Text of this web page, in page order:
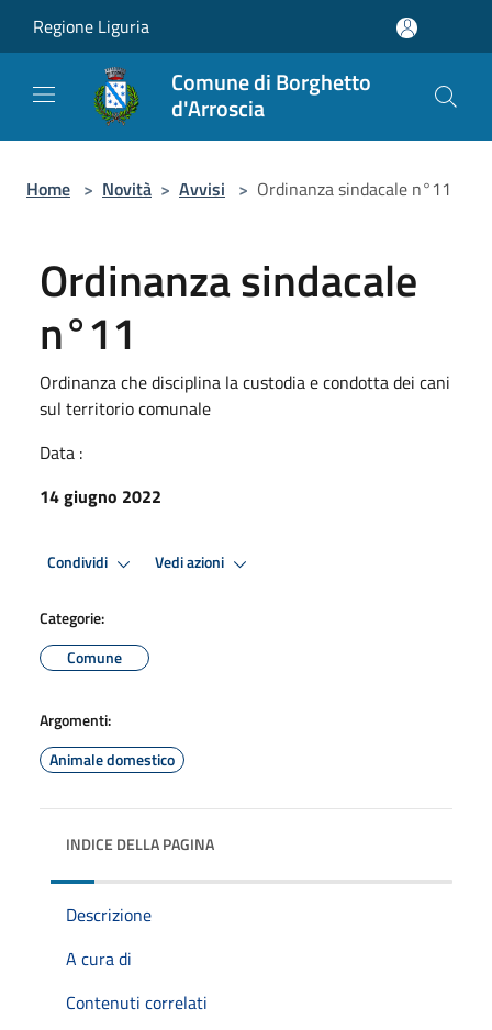
Regione Liguria
Comune di Borghetto
d'Arroscia
Home > Novità > Avvisi > Ordinanza sindacale n°11
Ordinanza sindacale
n°11
Ordinanza che disciplina la custodia e condotta dei cani
sul territorio comunale
Data :
14 giugno 2022
Condividi Vedi azioni
Categorie:
Comune
Argomenti:
Animale domestico
INDICE DELLA PAGINA
Descrizione
A cura di
Contenuti correlati